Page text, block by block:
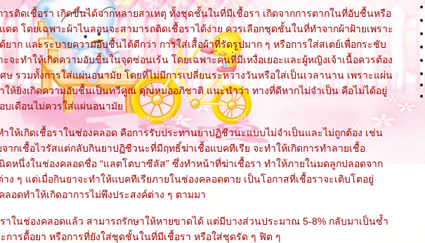
ารติดเชื้อรา เกิดขึ้นได้จากหลายสาเหตุ ทั้งชุดชั้นในที่มีเชื้อรา เกิดจากการตากในที่อับชื้นหรือ
ดด โดยเฉพาะผ้าไนลอนจะสามารถติดเชื้อราได้ง่าย ควรเลือกชุดชั้นในที่ทำจากผ้าฝ้ายเพราะ
ด้ยาก และระบายความอับชื้นได้ดีกว่า การใส่เสื้อผ้าที่รัดรูปมาก ๆ หรือการใส่สเตย์เพื่อกระชับ
ะจะทำให้เกิดความอับชื้นในจุดซ่อนเร้น โดยเฉพาะคนที่มีเหงื่อเยอะและผู้หญิงเจ้าเนื้อควรต้อง
ศษ รวมทั้งการใส่แผ่นอนามัย โดยที่ไม่มีการเปลี่ยนระหว่างวันหรือใส่เป็นเวลานาน เพราะแผ่น
ให้ยิ่งเกิดความอับชื้นเป็นทวีคูณ คุณหมออภิชาติ แนะนำว่า ทางที่ดีหากไม่จำเป็น คือไม่ได้อยู่
เดือนไม่ควรใส่แผ่นอนามั
ำให้เกิดเชื้อราในช่องคลอด คือการรับประทานยาปฏิชีวนะแบบไม่จำเป็นและไม่ถูกต้อง เช่น
จากเชื้อไวรัสแต่กลับกินยาปฏิชีวนะที่มีฤทธิ์ฆ่าเชื้อแบคทีเรีย จะทำให้เกิดการทำลายเชื้อ
หนึ่งในช่องคลอดชื่อ “แลตโตบาซีลัส” ซึ่งทำหน้าที่ฆ่าเชื้อรา ทำให้ภายในมดลูกปลอดจาก
าง ๆ แต่เมื่อกินยาจะทำให้แบคทีเรียภายในช่องคลอดตาย เป็นโอกาสที่เชื้อราจะเติบโตอยู่
ลอดทำให้เกิดอาการไม่พึงประสงค์ต่าง ๆ ตามมา
ราในช่องคลอดแล้ว สามารถรักษาให้หายขาดได้ แต่มีบางส่วนประมาณ 5-8% กลับมาเป็นซ้ำ
ะการดื้อยา หรือการที่ยังใส่ชุดชั้นในที่มีเชื้อรา หรือใส่ชุดรัด ๆ ฟิต ๆ